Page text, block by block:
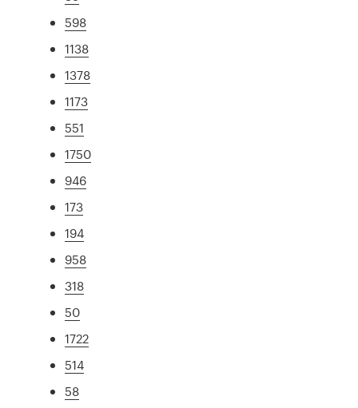
598
1138
1378
1173
551
1750
946
173
194
958
318
50
1722
514
58